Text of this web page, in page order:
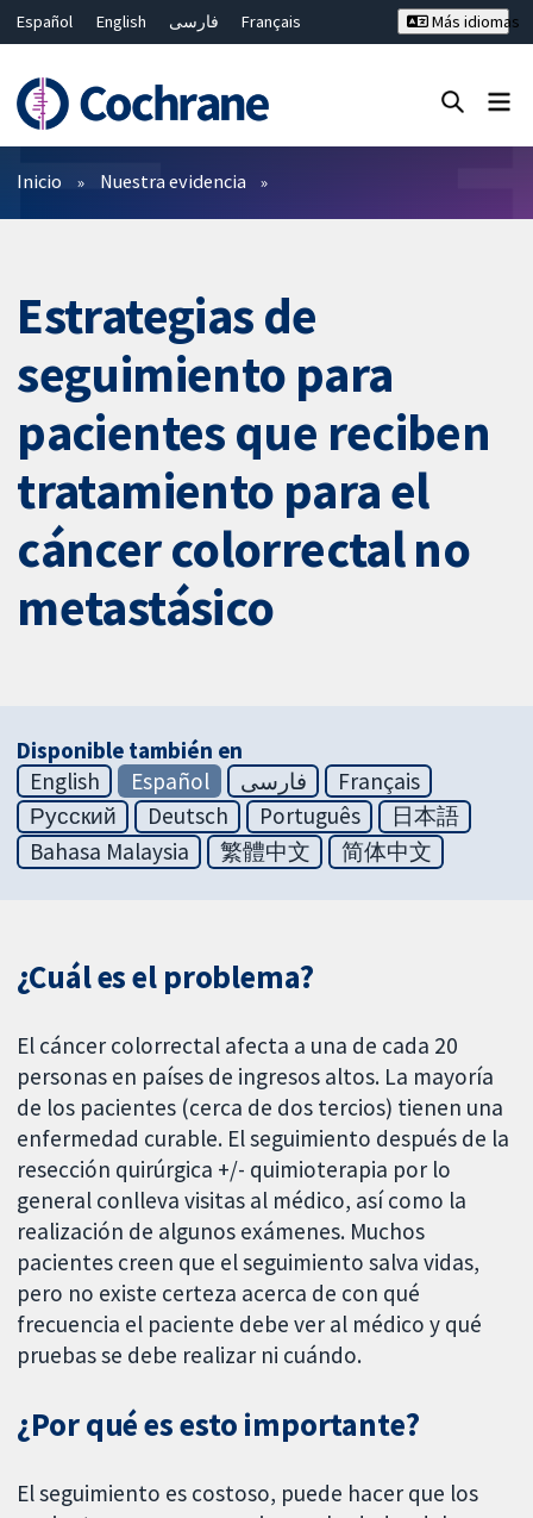
Español English فارسی
Français
Bahasa Malaysia
ไทย 繁體中文
Más idiomas
Filtros
Inicio Nuestra evidencia
Estrategias de
seguimiento para
pacientes que reciben
tratamiento para el
cáncer colorrectal no
metastásico
Disponible también en
English
Español فارسی
Français
Русский
Deutsch Português
日本語
Bahasa Malaysia
繁體中文 简体中文
¿Cuál es el problema?
El cáncer colorrectal afecta a una de cada 20
personas en países de ingresos altos. La mayoría
de los pacientes (cerca de dos tercios) tienen una
enfermedad curable. El seguimiento después de la
resección quirúrgica +/- quimioterapia por lo
general conlleva visitas al médico, así como la
realización de algunos exámenes. Muchos
pacientes creen que el seguimiento salva vidas,
pero no existe certeza acerca de con qué
frecuencia el paciente debe ver al médico y qué
pruebas se debe realizar ni cuándo.
¿Por qué es esto importante?
El seguimiento es costoso, puede hacer que los